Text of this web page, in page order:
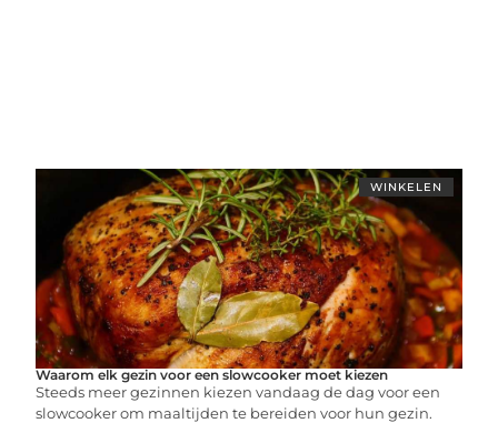
WINKELEN
Waarom elk gezin voor een slowcooker moet kiezen
Steeds meer gezinnen kiezen vandaag de dag voor een
slowcooker om maaltijden te bereiden voor hun gezin.